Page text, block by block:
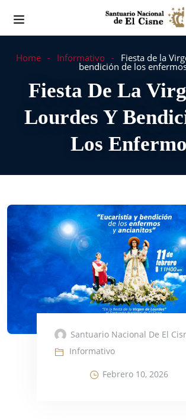
Home Informativo Fiesta de la
bendición de los
Fiesta De La
Lourdes Y
Los
Santuario Nacional De El
Informativo
Febrero 10, 2026